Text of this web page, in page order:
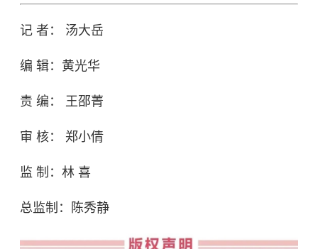
记 者： 汤大岳
编 辑：黄光华
责 编： 王邵菁
审 核： 郑小倩
监 制：林 喜
总监制：陈秀静